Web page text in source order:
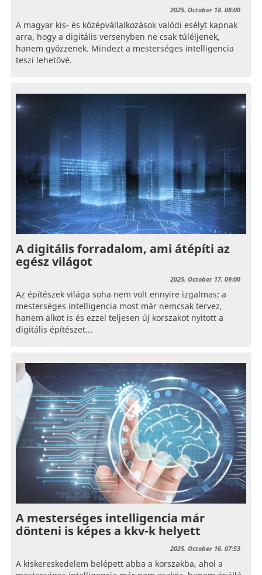
2025. October 18. 08:00
A magyar kis- és középvállalkozások valódi esélyt kapnak
arra, hogy a digitális versenyben ne csak túléljenek,
hanem győzzenek. Mindezt a mesterséges intelligencia
teszi lehetővé.
A digitális forradalom, ami átépíti az
egész világot
2025. October 17. 09:00
Az építészek világa soha nem volt ennyire izgalmas: a
mesterséges intelligencia most már nemcsak tervez,
hanem alkot is és ezzel teljesen új korszakot nyitott a
digitális építészet...
A mesterséges intelligencia már
dönteni is képes a kkv-k helyett
2025. October 16. 07:53
A kiskereskedelem belépett abba a korszakba, ahol a